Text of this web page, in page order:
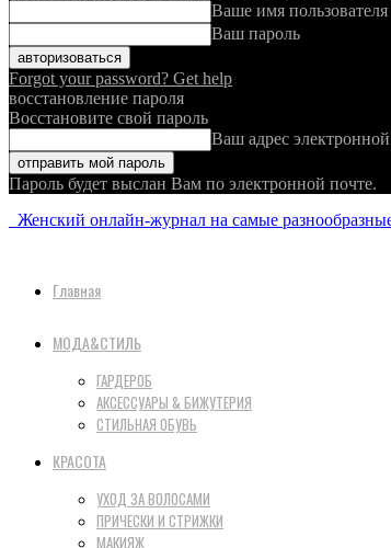
Ваше имя пользователя
Ваш пароль
Forgot your password? Get help
восстановление пароля
Восстановите свой пароль
Ваш адрес
Пароль будет выслан Вам по электронной почте.
Женский онлайн-журнал на самые
Главная
МОДА&СТИЛЬ
ГАРДЕРОБ
АКСЕССУАРЫ & БИЖУТЕРИЯ
СТИЛЬНАЯ ОБУВЬ
КРАСОТА
УХОД ЗА ВОЛОСАМИ
ПРИЧЕСКИ И СТРИЖКИ
МАКИЯЖ